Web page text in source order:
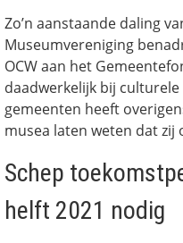
Zo’n aanstaande daling
Museumvereniging
OCW aan het
daadwerkelijk bij
gemeenten heeft
musea laten weten dat zij
Schep
helft 2021 nodig